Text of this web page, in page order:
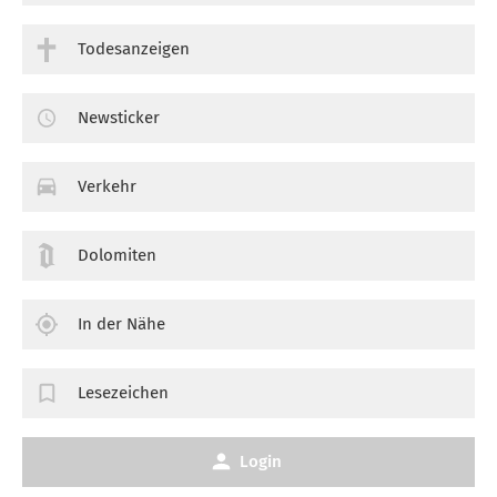
Todesanzeigen
Newsticker
Verkehr
Dolomiten
In der Nähe
Lesezeichen
Login